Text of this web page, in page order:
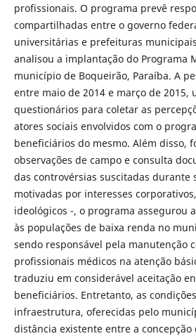
profissionais. O programa prevê
compartilhadas entre o governo
universitárias e prefeituras
analisou a implantação do Programa
município de Boqueirão, Paraíba. A
entre maio de 2014 e março de 2015,
questionários para coletar as
atores sociais envolvidos com o
beneficiários do mesmo. Além disso,
observações de campo e consulta
das controvérsias suscitadas durante
motivadas por interesses
ideológicos -, o programa assegurou
às populações de baixa renda no
sendo responsável pela manutenção
profissionais médicos na atenção
traduziu em considerável aceitação
beneficiários. Entretanto, as
infraestrutura, oferecidas pelo
distância existente entre a concepção